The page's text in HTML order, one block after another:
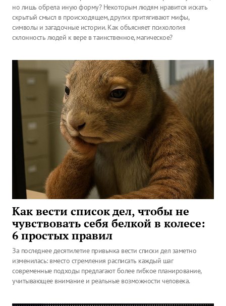
но лишь обрела иную форму? Некоторым людям нравится искать
скрытый смысл в происходящем, других притягивают мифы,
символы и загадочные истории. Как объясняет психология
склонность людей к вере в таинственное, магическое?
Как вести список дел, чтобы не
чувствовать себя белкой в колесе:
6 простых правил
За последнее десятилетие привычка вести списки дел заметно
изменилась: вместо стремления расписать каждый шаг
современные подходы предлагают более гибкое планирование,
учитывающее внимание и реальные возможности человека.